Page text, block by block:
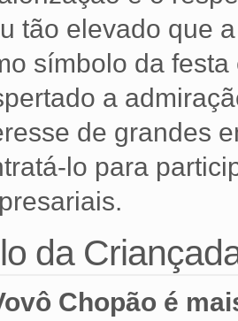
tão elevado que
símbolo da
a
de grandes
lo para
da
Chopão é